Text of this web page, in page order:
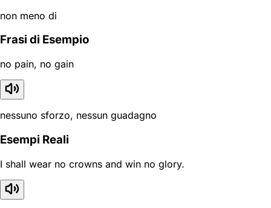
non meno di
Frasi di Esempio
no pain, no gain
nessuno sforzo, nessun guadagno
Esempi Reali
I shall wear no crowns and win no glory.